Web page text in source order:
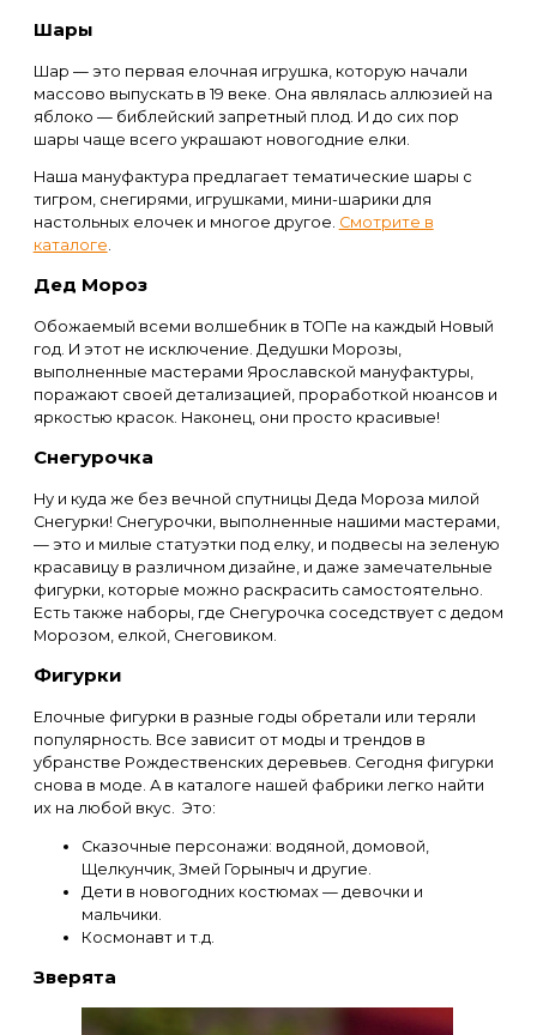
Шары
Шар — это первая елочная игрушка, которую начали
массово выпускать в 19 веке. Она являлась аллюзией на
яблоко — библейский запретный плод. И до сих пор
шары чаще всего украшают новогодние елки.
Наша мануфактура предлагает тематические шары с
тигром, снегирями, игрушками, мини-шарики для
настольных елочек и многое другое. Смотрите в
каталоге.
Дед Мороз
Обожаемый всеми волшебник в ТОПе на каждый Новый
год. И этот не исключение. Дедушки Морозы,
выполненные мастерами Ярославской мануфактуры,
поражают своей детализацией, проработкой нюансов и
яркостью красок. Наконец, они просто красивые!
Снегурочка
Ну и куда же без вечной спутницы Деда Мороза милой
Снегурки! Снегурочки, выполненные нашими мастерами,
— это и милые статуэтки под елку, и подвесы на зеленую
красавицу в различном дизайне, и даже замечательные
фигурки, которые можно раскрасить самостоятельно.
Есть также наборы, где Снегурочка соседствует с дедом
Морозом, елкой, Снеговиком.
Фигурки
Елочные фигурки в разные годы обретали или теряли
популярность. Все зависит от моды и трендов в
убранстве Рождественских деревьев. Сегодня фигурки
снова в моде. А в каталоге нашей фабрики легко найти
их на любой вкус. Это:
Сказочные персонажи: водяной, домовой,
Щелкунчик, Змей Горыныч и другие.
Дети в новогодних костюмах — девочки и
мальчики.
Космонавт и т.д.
Зверята